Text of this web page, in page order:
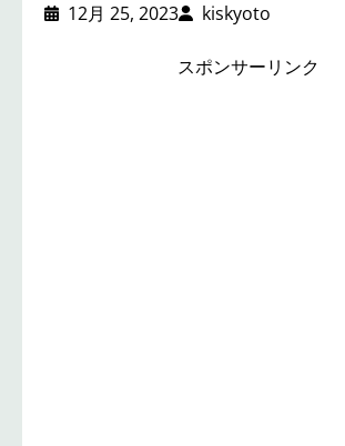
12月 25, 2023 kiskyoto
スポンサーリンク